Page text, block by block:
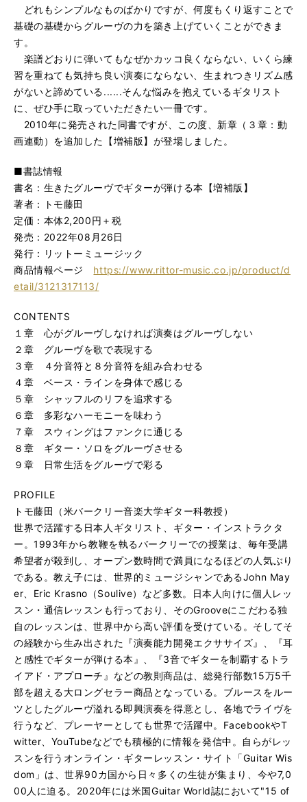
どれもシンプルなものばかりですが、何度もくり返すことで
基礎の基礎からグルーヴの力を築き上げていくことができま
す。
楽譜どおりに弾いてもなぜかカッコ良くならない、いくら練
習を重ねても気持ち良い演奏にならない、生まれつきリズム感
がないと諦めている......そんな悩みを抱えているギタリスト
に、ぜひ手に取っていただきたい一冊です。
2010年に発売された同書ですが、この度、新章（３章：動
画連動）を追加した【増補版】が登場しました。
■書誌情報
書名：生きたグルーヴでギターが弾ける本【増補版】
著者：トモ藤田
定価：本体2,200円＋税
発売：2022年08月26日
発行：リットーミュージック
商品情報ページ https://www.rittor-music.co.jp/product/d
etail/3121317113/
CONTENTS
１章 心がグルーヴしなければ演奏はグルーヴしない
２章 グルーヴを歌で表現する
３章 ４分音符と８分音符を組み合わせる
４章 ベース・ラインを身体で感じる
５章 シャッフルのリフを追求する
６章 多彩なハーモニーを味わう
７章 スウィングはファンクに通じる
８章 ギター・ソロをグルーヴさせる
９章 日常生活をグルーヴで彩る
PROFILE
トモ藤田（米バークリー音楽大学ギター科教授）
世界で活躍する日本人ギタリスト、ギター・インストラクタ
ー。1993年から教鞭を執るバークリーでの授業は、毎年受講
希望者が殺到し、オープン数時間で満員になるほどの人気ぶり
である。教え子には、世界的ミュージシャンであるJohn May
er、Eric Krasno（Soulive）など多数。日本人向けに個人レッ
スン・通信レッスンも行っており、そのGrooveにこだわる独
自のレッスンは、世界中から高い評価を受けている。そしてそ
の経験から生み出された『演奏能力開発エクササイズ』、『耳
と感性でギターが弾ける本』、『3音でギターを制覇するトラ
イアド・アプローチ』などの教則商品は、総発行部数15万5千
部を超える大ロングセラー商品となっている。ブルースをルー
ツとしたグルーヴ溢れる即興演奏を得意とし、各地でライヴを
行うなど、プレーヤーとしても世界で活躍中。FacebookやT
witter、YouTubeなどでも積極的に情報を発信中。自らがレッ
スンを行うオンライン・ギターレッスン・サイト「Guitar Wis
dom」は、世界90カ国から日々多くの生徒が集まり、今や7,0
00人に迫る。2020年には米国Guitar World誌において"15 of